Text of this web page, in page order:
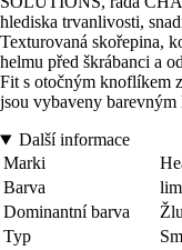
hlediska trvanlivosti,
Texturovaná skořepina,
helmu před škrábanci a
Fit s otočným knoflíkem
jsou vybaveny
Další informace
Marki
Barva
Dominantní barva
Typ